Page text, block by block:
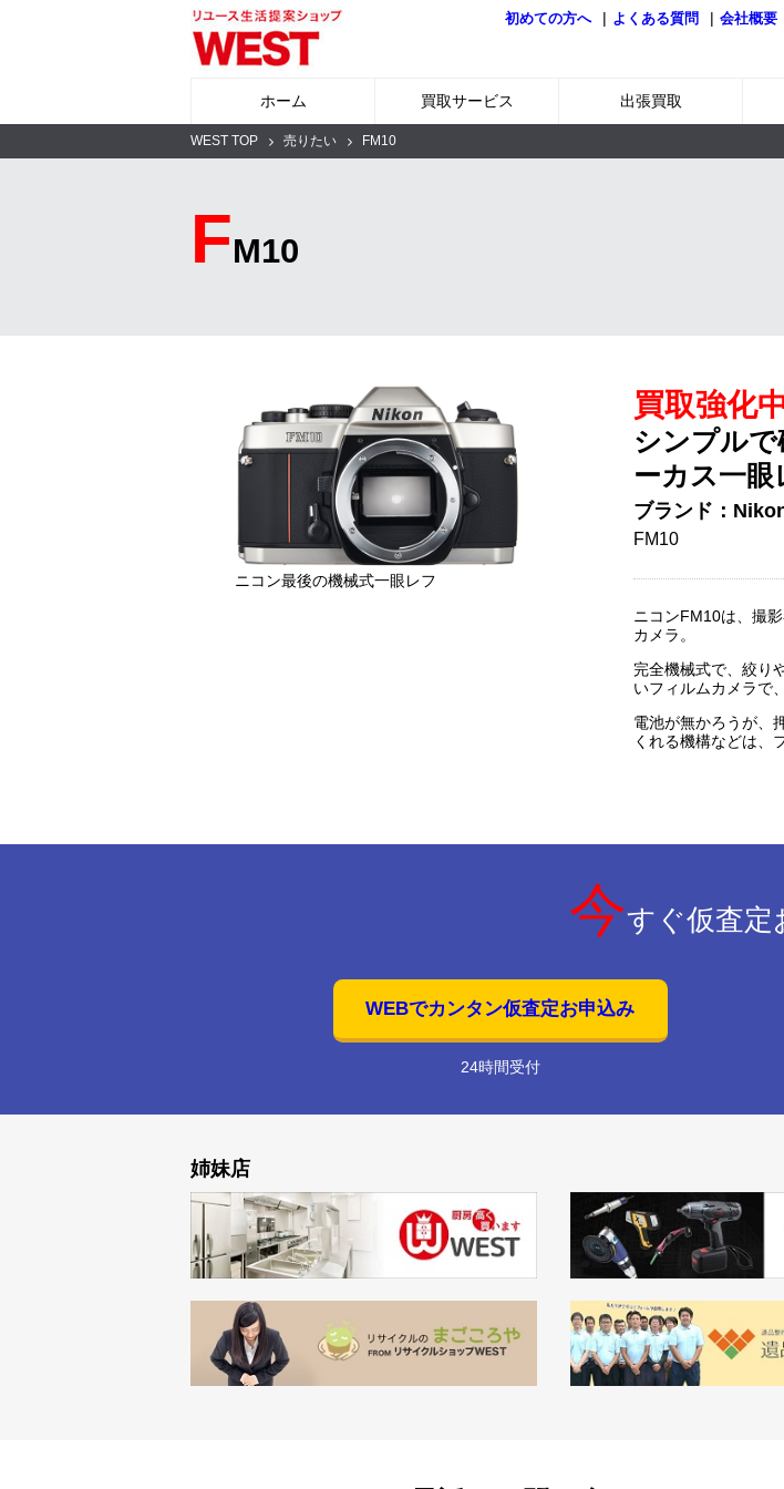
初めての方へ | よくある質問 | 会社概要
ホーム 買取サービス 出張買取
WEST TOP 売りたい FM10
FM10
ニコン最後の機械式一眼レフ
買取強化
シンプル
ーカス一眼
ブランド：
FM10
ニコンFM10は、撮
カメラ。
完全機械式で、絞り
いフィルムカメラで
電池が無かろうが、
くれる機構などは、
今すぐ仮査定
WEBでカンタン仮査定お申込み
24時間受付
姉妹店